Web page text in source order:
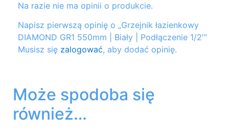
Na razie nie ma opinii o produkcie.
Napisz pierwszą opinię o „Grzejnik łazienkowy
DIAMOND GR1 550mm | Biały | Podłączenie 1/2′”
Musisz się zalogować, aby dodać opinię.
Może spodoba się
również…